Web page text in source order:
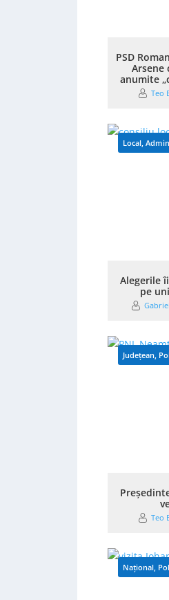
PSD
Arsene
anumite
Teo
Local,
Alegerile
pe
Județean,
Teo
Național,